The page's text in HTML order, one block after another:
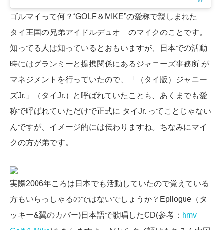
ゴルマイって何？“GOLF＆MIKE”の愛称で親しまれた
タイ王国の兄弟アイドルデュオ のマイクのことです。
知ってる人は知っているとおもいますが、日本での活動
時にはグランミーと提携関係にあるジャニーズ事務所 が
マネジメントを行っていたので、「（タイ版）ジャニー
ズJr.」（タイJr.）と呼ばれていたことも、あくまでも愛
称で呼ばれていただけで正式に タイJr. ってことじゃない
んですが、イメージ的には伝わりますね。ちなみにマイ
クの方が弟です。
実際2006年ころは日本でも活動していたので覚えている
方もいらっしゃるのではないでしょうか？Epilogue（タ
ッキー&翼のカバー)日本語で歌唱したCD(参考： hmv